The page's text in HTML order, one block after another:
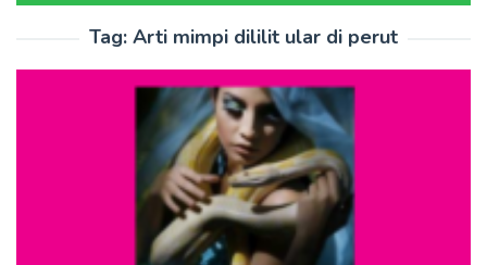
Tag: Arti mimpi dililit ular di perut